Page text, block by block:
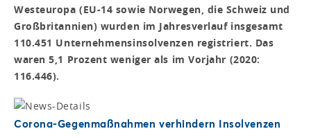
Westeuropa (EU-14 sowie Norwegen, die Schweiz und
Großbritannien) wurden im Jahresverlauf insgesamt
110.451 Unternehmensinsolvenzen registriert. Das
waren 5,1 Prozent weniger als im Vorjahr (2020:
116.446).
Corona-Gegenmaßnahmen verhindern Insolvenzen